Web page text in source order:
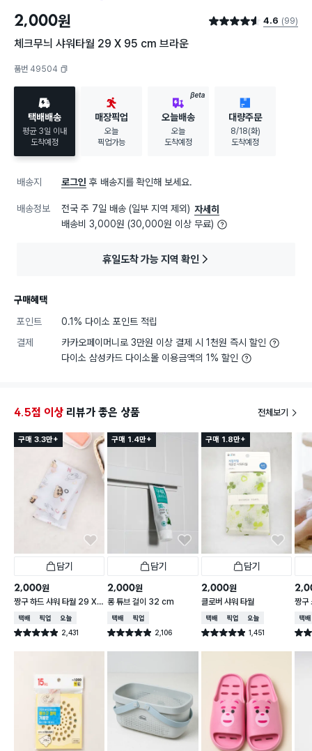
2,000원 별점 4.6점 4.6 (99)
체크무늬 샤워타월 29 X 95 cm 브라운
품번 49504
택배배송
평균 3일 이내
도착예정
매장픽업
오늘
픽업가능
BETA
오늘배송
오늘
도착예정
대량주문
8/18(화)
도착예정
배송지 로그인 후 배송지를 확인해 보세요.
배송정보 전국 주 7일 배송 (일부 지역 제외) 자세히
배송비 3,000원 (30,000원 이상 무료)
휴일도착 가능 지역 확인
구매혜택
포인트
0.1% 다이소 포인트 적립
결제
카카오페이머니로 3만원 이상 결제 시 1천원 즉시 할인
다이소 삼성카드 다이소몰 이용금액의 1% 할인
4.5점 이상 리뷰가 좋은 상품 전체보기
구매 3.3만+
담기
2,000원
짱구 하드 샤워 타월 29 X
95 cm
택배배송매장픽업오늘배송
별점 4.9점 2,431
건 작성
구매 1.4만+
담기
2,000원
롱 튜브 걸이 32 cm
택배배송매장픽업
별점 4.9점 2,106
건 작성
구매 1.8만+
담기
2,000원
클로버 샤워 타월
택배배송매장픽업오늘배송
별점 4.9점 1,451
건 작성
짱구
X
택배
별점